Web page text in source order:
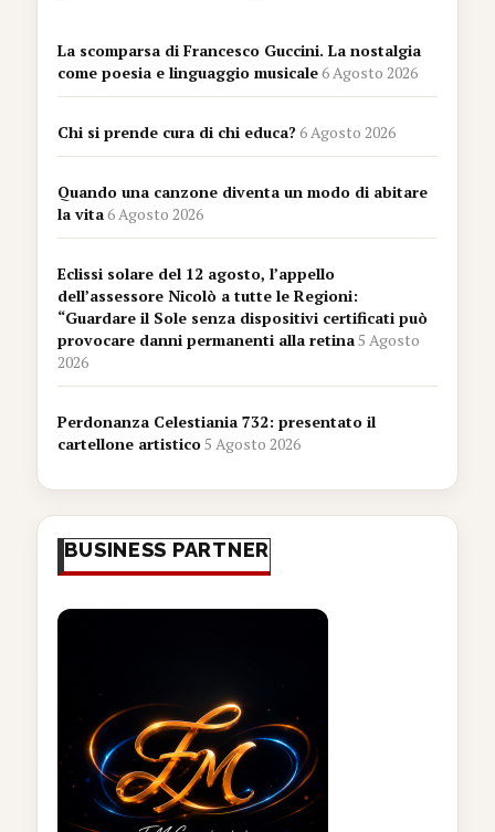
La scomparsa di Francesco Guccini. La nostalgia
come poesia e linguaggio musicale6 Agosto 2026
Chi si prende cura di chi educa?6 Agosto 2026
Quando una canzone diventa un modo di abitare
la vita6 Agosto 2026
Eclissi solare del 12 agosto, l’appello
dell’assessore Nicolò a tutte le Regioni:
“Guardare il Sole senza dispositivi certificati può
provocare danni permanenti alla retina5 Agosto
2026
Perdonanza Celestiania 732: presentato il
cartellone artistico5 Agosto 2026
BUSINESS PARTNER